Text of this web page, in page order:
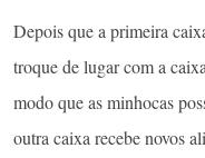
Depois que a primeira
troque de lugar com a
modo que as minhocas
outra caixa recebe novos